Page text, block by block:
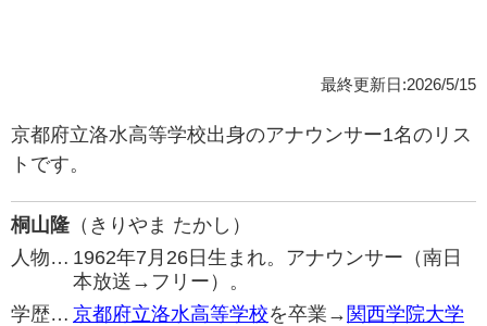
最終更新日:2026/5/15
京都府立洛水高等学校出身のアナウンサー1名のリス
トです。
桐山隆 （きりやま たかし）
人物… 1962年7月26日生まれ。アナウンサー（南日
本放送→フリー）。
学歴… 京都府立洛水高等学校を卒業→ 関西学院大学